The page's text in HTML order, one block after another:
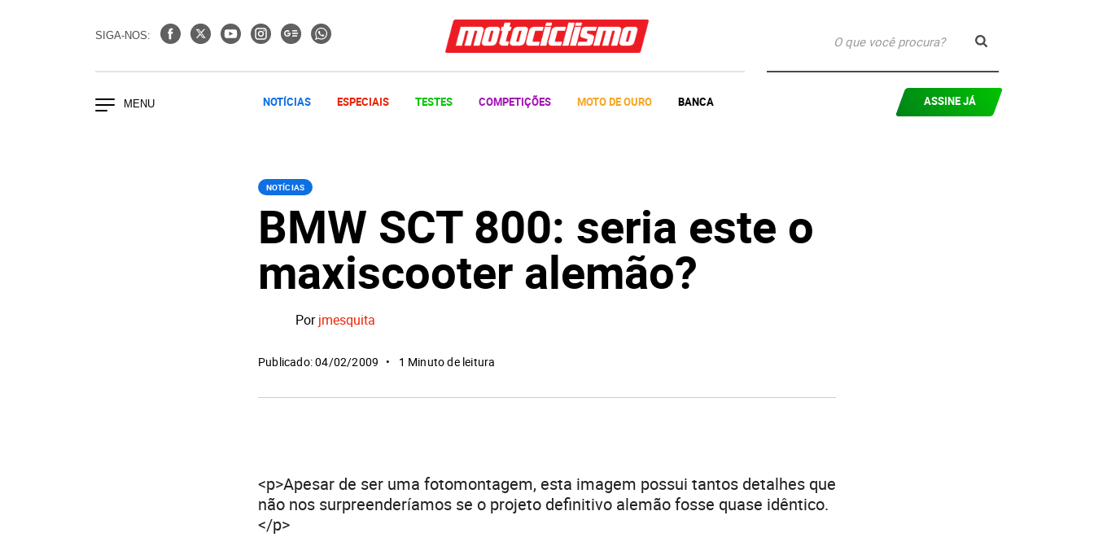
SIGA-NOS:
NOTÍCIAS ESPECIAIS TESTES COMPETIÇÕES MOTO DE OURO BANCA ASSINE JÁ
NOTÍCIAS
BMW SCT 800: seria este o
maxiscooter alemão?
Porjmesquita
Publicado: 04/02/2009 1 Minuto de leitura
<p>Apesar de ser uma fotomontagem, esta imagem possui tantos detalhes que
não nos surpreenderíamos se o projeto definitivo alemão fosse quase idêntico.
</p>